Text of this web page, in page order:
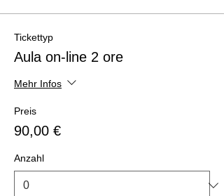
Tickettyp
Aula on-line 2 ore
Mehr Infos
Preis
90,00 €
Anzahl